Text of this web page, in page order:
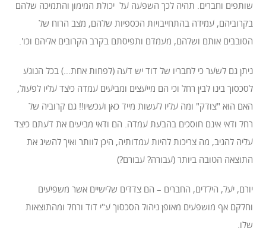
שותפים וחברים. תהיה לכך השפעה על יכולת המימון והתמיכה שלהם
בקרוביהם, עמידה בהתחייבויות הכספיות שלהם, מצב הרוח של
הסובבים אותם ושלהם, מעמדם ותפיסתם בקרב הקרובים אליהם וכו'.
ניתן גם לשער כי לחבריו של דוד יש דעה (לפחות אחת…) בכל הנוגע
לסכסוך בינו לבין רחל וכי הם מייעצים ומביעים עמדה כיצד עליו לפעול,
האם הוא "צודק" ומה עליו לעשות מייד כאן ועכשיו!! גם קרוביה של
רחל ודאי אינם חוסכים בהבעת עמדה. הם ודאי מביעים את דעתם כיצד
עליה להגיב, מה צריכות להיות עמדותיה, היכן לוותר ואיך להשיג את
התוצאה הטובה ביותר (עבורה? עבורם?)
יורם, יעל, הילדים, החברים – הם צדדים שלישיים אשר משפיעים
וחלקם אף מושפעים מאופן ניהול הסכסוך ע"י דוד ורחל ומהתוצאות
שלו.